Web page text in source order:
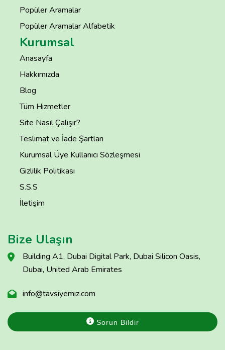
Popüler Aramalar
Popüler Aramalar Alfabetik
Kurumsal
Anasayfa
Hakkımızda
Blog
Tüm Hizmetler
Site Nasıl Çalışır?
Teslimat ve İade Şartları
Kurumsal Üye Kullanıcı Sözleşmesi
Gizlilik Politikası
S.S.S
İletişim
Bize Ulaşın
Building A1, Dubai Digital Park, Dubai Silicon Oasis,
Dubai, United Arab Emirates
info@tavsiyemiz.com
Sorun Bildir